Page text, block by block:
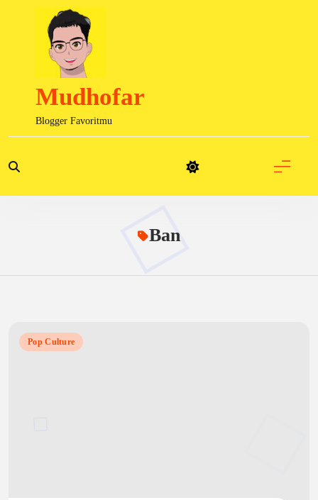
Mudhofar
Blogger Favoritmu
Ban
Pop Culture